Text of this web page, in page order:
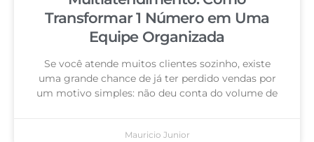
Transformar 1 Número em Uma
Equipe Organizada
Se você atende muitos clientes sozinho, existe
uma grande chance de já ter perdido vendas por
um motivo simples: não deu conta do volume de
Mauricio Junior